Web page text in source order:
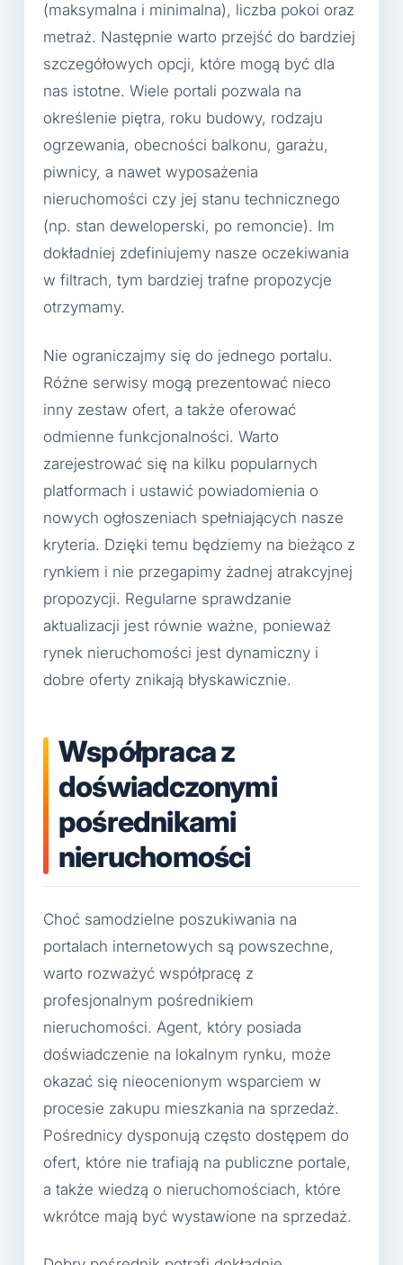
(maksymalna i minimalna), liczba pokoi oraz
metraż. Następnie warto przejść do bardziej
szczegółowych opcji, które mogą być dla
nas istotne. Wiele portali pozwala na
określenie piętra, roku budowy, rodzaju
ogrzewania, obecności balkonu, garażu,
piwnicy, a nawet wyposażenia
nieruchomości czy jej stanu technicznego
(np. stan deweloperski, po remoncie). Im
dokładniej zdefiniujemy nasze oczekiwania
w filtrach, tym bardziej trafne propozycje
otrzymamy.
Nie ograniczajmy się do jednego portalu.
Różne serwisy mogą prezentować nieco
inny zestaw ofert, a także oferować
odmienne funkcjonalności. Warto
zarejestrować się na kilku popularnych
platformach i ustawić powiadomienia o
nowych ogłoszeniach spełniających nasze
kryteria. Dzięki temu będziemy na bieżąco z
rynkiem i nie przegapimy żadnej atrakcyjnej
propozycji. Regularne sprawdzanie
aktualizacji jest równie ważne, ponieważ
rynek nieruchomości jest dynamiczny i
dobre oferty znikają błyskawicznie.
Współpraca z
doświadczonymi
pośrednikami
nieruchomości
Choć samodzielne poszukiwania na
portalach internetowych są powszechne,
warto rozważyć współpracę z
profesjonalnym pośrednikiem
nieruchomości. Agent, który posiada
doświadczenie na lokalnym rynku, może
okazać się nieocenionym wsparciem w
procesie zakupu mieszkania na sprzedaż.
Pośrednicy dysponują często dostępem do
ofert, które nie trafiają na publiczne portale,
a także wiedzą o nieruchomościach, które
wkrótce mają być wystawione na sprzedaż.